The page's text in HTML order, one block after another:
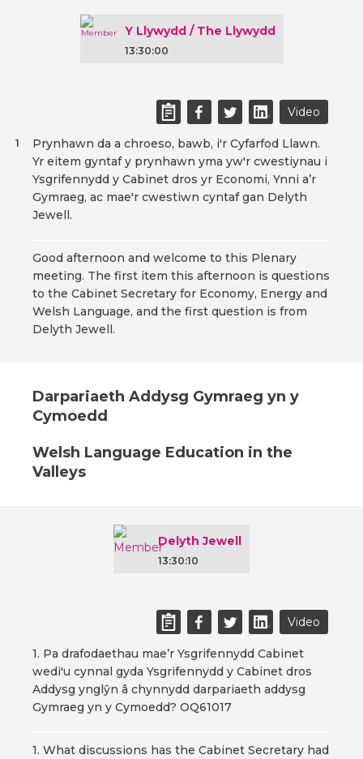
Y Llywydd / The Llywydd
13:30:00
Video
Prynhawn da a chroeso, bawb, i'r Cyfarfod Llawn.
Yr eitem gyntaf y prynhawn yma yw'r cwestiynau i
Ysgrifennydd y Cabinet dros yr Economi, Ynni a’r
Gymraeg, ac mae'r cwestiwn cyntaf gan Delyth
Jewell.
1
Good afternoon and welcome to this Plenary
meeting. The first item this afternoon is questions
to the Cabinet Secretary for Economy, Energy and
Welsh Language, and the first question is from
Delyth Jewell.
Darpariaeth Addysg Gymraeg yn y
Cymoedd
Welsh Language Education in the
Valleys
Delyth Jewell
13:30:10
Video
1. Pa drafodaethau mae’r Ysgrifennydd Cabinet
wedi'u cynnal gyda Ysgrifennydd y Cabinet dros
Addysg ynglŷn â chynnydd darpariaeth addysg
Gymraeg yn y Cymoedd? OQ61017
1. What discussions has the Cabinet Secretary had